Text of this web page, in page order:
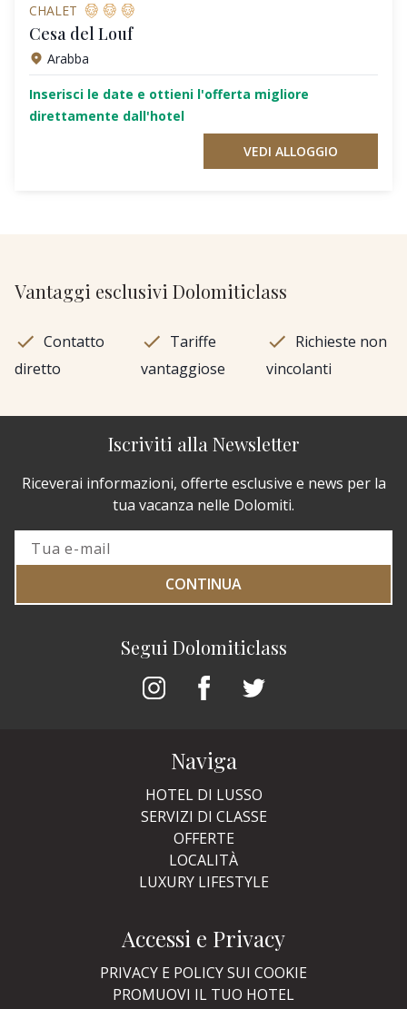
CHALET
Cesa del Louf
Arabba
Inserisci le date e ottieni l'offerta migliore
direttamente dall'hotel
VEDI ALLOGGIO
Vantaggi esclusivi Dolomiticlass
Contatto
diretto
Tariffe
vantaggiose
Richieste non
vincolanti
Segui Dolomiticlass
Iscriviti alla Newsletter
Riceverai informazioni, offerte esclusive e news per la
tua vacanza nelle Dolomiti.
CONTINUA
Naviga
HOTEL DI LUSSO
SERVIZI DI CLASSE
OFFERTE
LOCALITÀ
LUXURY LIFESTYLE
Accessi e Privacy
PRIVACY E POLICY SUI COOKIE
PROMUOVI IL TUO HOTEL